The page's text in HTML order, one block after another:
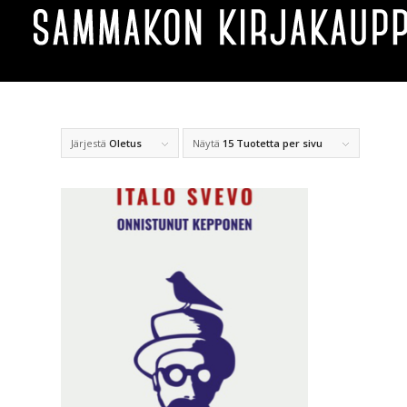
Järjestä Oletus Näytä 15 Tuotetta per sivu